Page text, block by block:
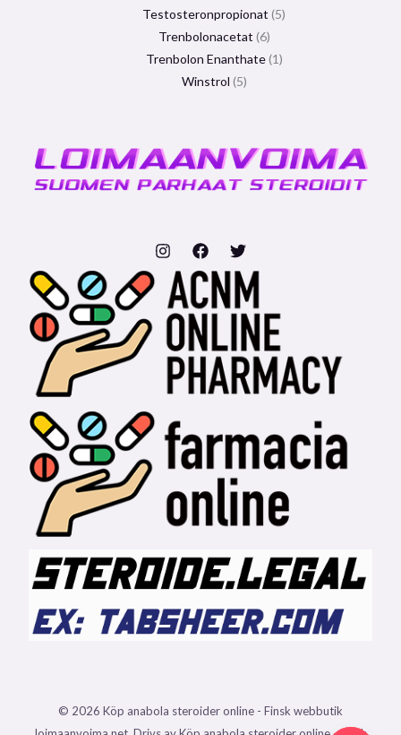
Testosteronpropionat 5
Trenbolonacetat 6
Trenbolon Enanthate 1
Winstrol 5
© 2026 Köp anabola steroider online - Finsk webbutik